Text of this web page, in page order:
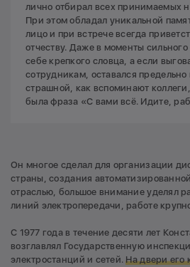
лично отбирал всех принимаемых
При этом обладал уникальной
лицо и при встрече всегда
отчеству. Даже в моменты сильного
себе крепкого словца, а если
сотрудникам, оставался
страшной, как вспоминают
была фраза «С вами всё. Идите,
Он многое сделал для организации
страны, создания
отраслью, большое внимание уделял
линий электропередачи, работе
С 1977 года в течение десяти лет
возглавлял Государственную
электростанций и сетей.На двери его